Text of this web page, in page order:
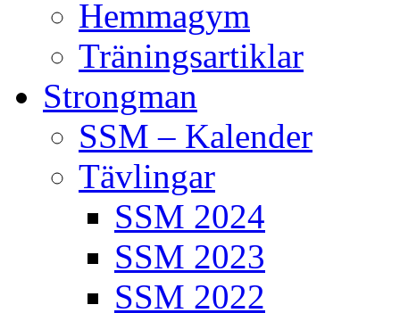
Hemmagym
Träningsartiklar
Strongman
SSM – Kalender
Tävlingar
SSM 2024
SSM 2023
SSM 2022